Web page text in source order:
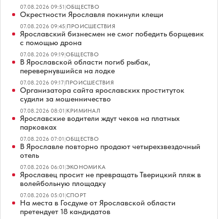
07.08.2026 09:51|ОБЩЕСТВО
Окрестности Ярославля покинули клещи
07.08.2026 09:45|ПРОИСШЕСТВИЯ
Ярославский бизнесмен не смог победить борщевик
с помощью дрона
07.08.2026 09:19|ОБЩЕСТВО
В Ярославской области погиб рыбак,
перевернувшийся на лодке
07.08.2026 09:17|ПРОИСШЕСТВИЯ
Организатора сайта ярославских проституток
судили за мошенничество
07.08.2026 08:01|КРИМИНАЛ
Ярославские водители ждут чеков на платных
парковках
07.08.2026 07:01|ОБЩЕСТВО
В Ярославле повторно продают четырехзвездочный
отель
07.08.2026 06:01|ЭКОНОМИКА
Ярославец просит не превращать Тверицкий пляж в
волейбольную площадку
07.08.2026 05:01|СПОРТ
На места в Госдуме от Ярославской области
претендует 18 кандидатов